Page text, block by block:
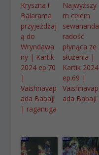
Kryszna i
Balarama
przyjeżdżaj
ą do
Wryndawa
ny | Kartik
2024 ep.70
|
Vaishnavap
ada Babaji
| raganuga
Najwyższy
m celem
sewananda
radość
płynąca ze
służenia |
Kartik 2024
ep.69 |
Vaishnavap
ada Babaji